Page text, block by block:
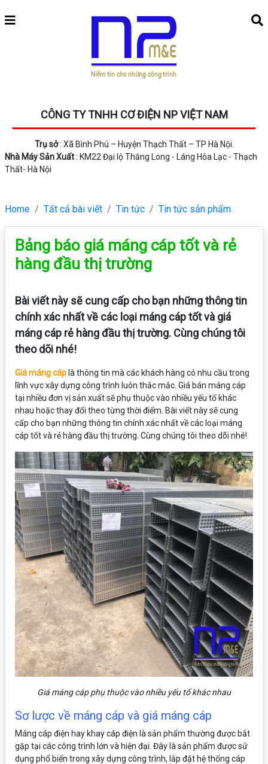
CÔNG TY TNHH CƠ ĐIỆN NP VIỆT NAM
Trụ sở: Xã Bình Phú – Huyện Thạch Thất – TP Hà Nội.
Nhà Máy Sản Xuất: KM22 Đại lộ Thăng Long - Láng Hòa Lạc - Thạch
Thất- Hà Nội
Home Tất cả bài viết Tin tức Tin tức sản phẩm
Bảng báo giá máng cáp tốt và rẻ
hàng đầu thị trường
Bài viết này sẽ cung cấp cho bạn những thông tin
chính xác nhất về các loại máng cáp tốt và giá
máng cáp rẻ hàng đầu thị trường. Cùng chúng tôi
theo dõi nhé!
Giá máng cáp là thông tin mà các khách hàng có nhu cầu trong
lĩnh vực xây dựng công trình luôn thắc mắc. Giá bán máng cáp
tại nhiều đơn vị sản xuất sẽ phụ thuộc vào nhiều yếu tố khác
nhau hoặc thay đổi theo từng thời điểm. Bài viết này sẽ cung
cấp cho bạn những thông tin chính xác nhất về các loại máng
cáp tốt và rẻ hàng đầu thị trường. Cùng chúng tôi theo dõi nhé!
Giá máng cáp phụ thuộc vào nhiều yếu tố khác nhau
Sơ lược về máng cáp và giá máng cáp
Máng cáp điện hay khay cáp điện là sản phẩm thường được bắt
gặp tại các công trình lớn và hiện đại. Đây là sản phẩm được sử
dụng phổ biến trong xây dựng công trình, lắp đặt hệ thống cáp